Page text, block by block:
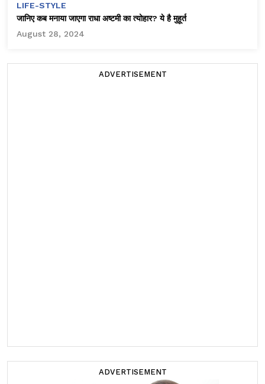
LIFE-STYLE
जानिए कब मनाया जाएगा राधा अष्टमी का त्योहार? ये है मुहूर्त
August 28, 2024
ADVERTISEMENT
ADVERTISEMENT